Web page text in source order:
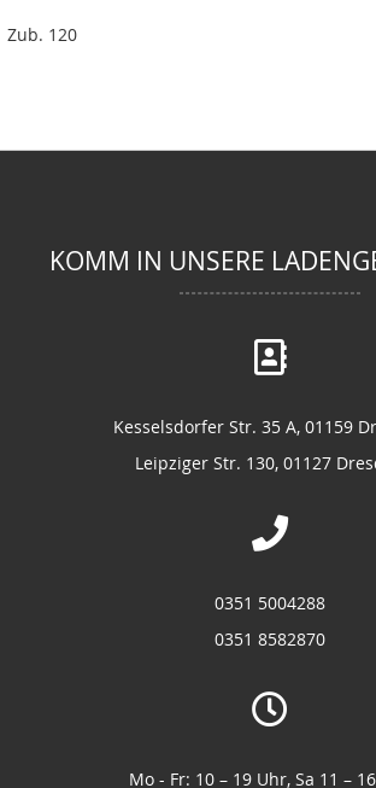
Zub. 120
KOMM IN UNSERE
Kesselsdorfer Str. 35 A, 01159
Leipziger Str. 130, 01127
0351 5004288
0351 8582870
Mo - Fr: 10 – 19 Uhr, Sa 11 –